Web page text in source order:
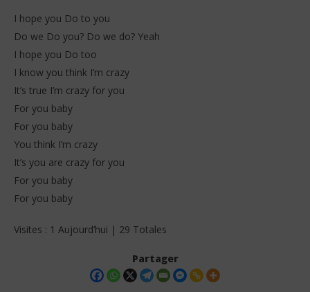
I hope you Do to you
Do we Do you? Do we do? Yeah
I hope you Do too
I know you think I’m crazy
It’s true I’m crazy for you
For you baby
For you baby
You think I’m crazy
It’s you are crazy for you
For you baby
For you baby
Visites : 1 Aujourd’hui | 29 Totales
Partager